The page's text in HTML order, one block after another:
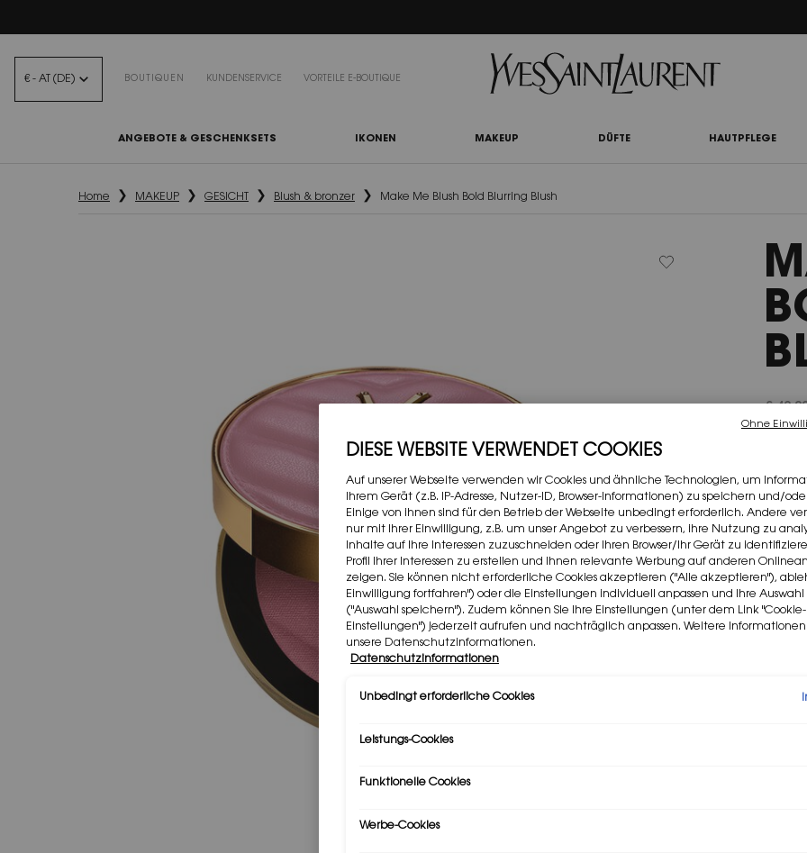
€ - AT (DE) BOUTIQUEN KUNDENSERVICE VORTEILE E-BOUTIQUE
ANGEBOTE & GESCHENKSETS IKONEN MAKEUP DÜFTE HAUTPFLEGE
Home MAKEUP GESICHT Blush & bronzer Make Me Blush Bold Blurring Blush
€
4.212
Wähle
DIE
Die
DIESE WEBSITE VERWENDET COOKIES
Auf unserer Webseite verwenden wir Cookies und ähnliche Technologien, um
Ihrem Gerät (z.B. IP-Adresse, Nutzer-ID, Browser-Informationen) zu speichern und/
Einige von ihnen sind für den Betrieb der Webseite unbedingt erforderlich. Andere
nur mit Ihrer Einwilligung, z.B. um unser Angebot zu verbessern, ihre Nutzung zu
Inhalte auf Ihre Interessen zuzuschneiden oder Ihren Browser/Ihr Gerät zu
Profil Ihrer Interessen zu erstellen und Ihnen relevante Werbung auf anderen
zeigen. Sie können nicht erforderliche Cookies akzeptieren ("Alle akzeptieren"),
Einwilligung fortfahren") oder die Einstellungen individuell anpassen und Ihre Auswahl
("Auswahl speichern"). Zudem können Sie Ihre Einstellungen (unter dem Link "Cookie-
Einstellungen") jederzeit aufrufen und nachträglich anpassen. Weitere
unsere Datenschutzinformationen.
Datenschutzinformationen
Unbedingt erforderliche Cookies
Leistungs-Cookies
Funktionelle Cookies
Werbe-Cookies
Ohne